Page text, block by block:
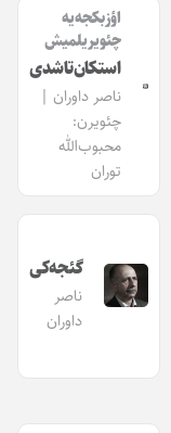
اؤزبکجه‌یه
چئویریلمیش
استکان‌تاشدی
ناصر داوران |
چئویرن:
محبوب‌الله
توران
گئجه‌کی
ناصر
داوران